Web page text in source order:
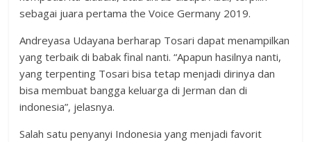
sebagai juara pertama the Voice Germany 2019.
Andreyasa Udayana berharap Tosari dapat menampilkan
yang terbaik di babak final nanti. “Apapun hasilnya nanti,
yang terpenting Tosari bisa tetap menjadi dirinya dan
bisa membuat bangga keluarga di Jerman dan di
indonesia”, jelasnya.
Salah satu penyanyi Indonesia yang menjadi favorit